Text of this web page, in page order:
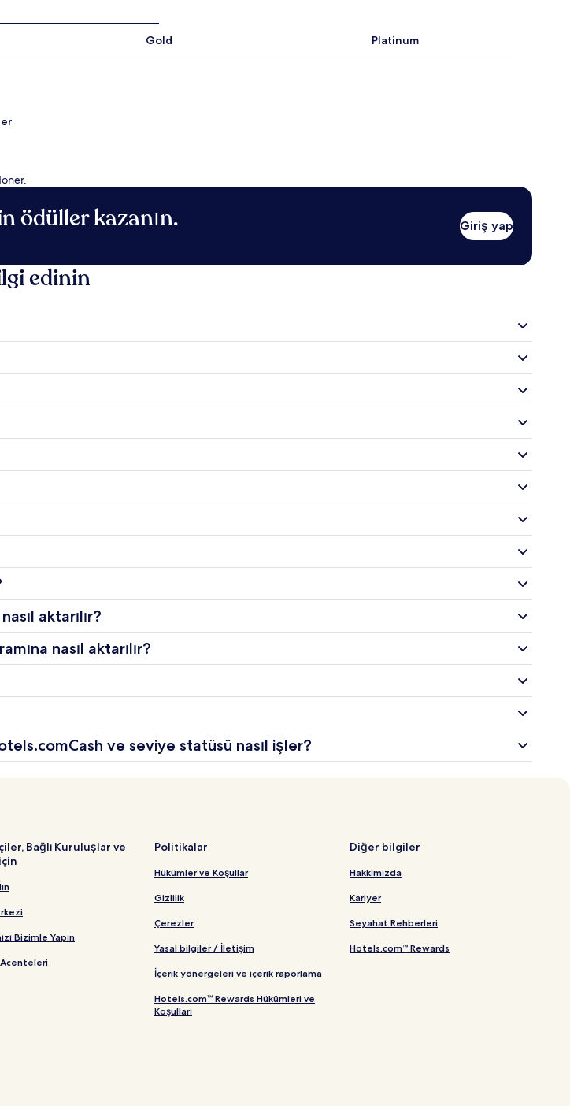
Gold Platinum
ödüller kazanın. Giriş yap
edinin
aktarılır?
nasıl aktarılır?
ve seviye statüsü nasıl işler?
Bağlı Kuruluşlar ve
Bizimle Yapın
Politikalar
Hükümler ve Koşullar
Gizlilik
Çerezler
Yasal bilgiler / İletişim
İçerik yönergeleri ve içerik raporlama
Hotels.com™ Rewards Hükümleri ve
Koşulları
Diğer bilgiler
Hakkımızda
Kariyer
Seyahat Rehberleri
Hotels.com™ Rewards